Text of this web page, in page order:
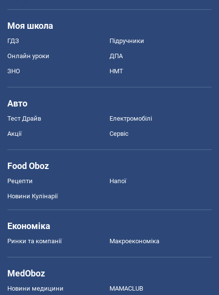
Моя школа
ГДЗ Підручники
Онлайн уроки ДПА
ЗНО НМТ
Авто
Тест Драйв Електромобілі
Акції Сервіс
Food Oboz
Рецепти Напої
Новини Кулінарії
Економіка
Ринки та компанії Макроекономіка
MedOboz
Новини медицини MAMACLUB